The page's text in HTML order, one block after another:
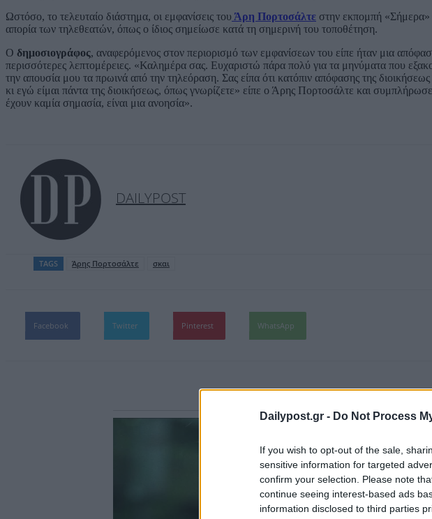
Dailypost.gr - Do Not Process
If you wish to opt-out of the sale,
sensitive information for targeted
confirm your selection. Please note
continue seeing interest-based ads
information disclosed to third parties
Ωστόσο, το τελευταίο διάστημα, οι εμφανίσεις του Άρη Πορτοσάλτε στην εκπομπή «Σήμερα»
απορία των τηλεθεατών, όπως ο ίδιος σημείωσε κατά τη σημερινή του τοποθέτηση.
Ο δημοσιογράφος, αναφερόμενος στον περιορισμό των εμφανίσεων του είπε ήταν μια
περισσότερες λεπτομέρειες. «Καλημέρα σας. Ευχαριστώ πάρα πολύ για τα μηνύματα που
την απουσία μου τα πρωινά από την τηλεόραση. Σας είπα ότι κατόπιν απόφασης της
κι εγώ είμαι πάντα της διοικήσεως, όπως γνωρίζετε» είπε ο Άρης Πορτοσάλτε και
έχουν καμία σημασία, είναι μια ανοησία».
DAILYPOST
TAGS Άρης Πορτοσάλτε σκαι
Facebook Twitter Pinterest WhatsApp